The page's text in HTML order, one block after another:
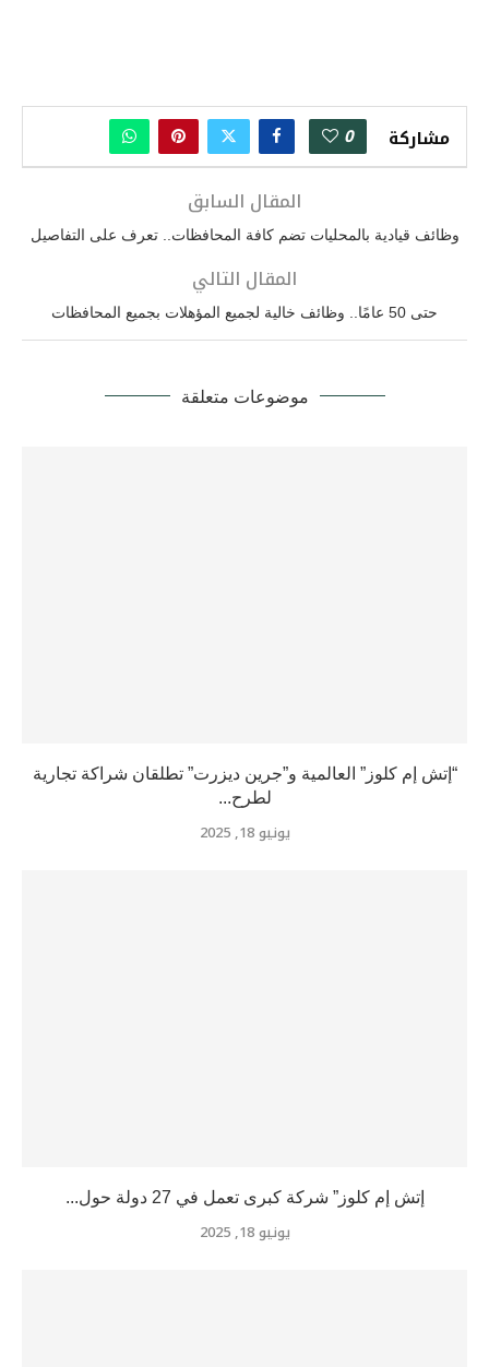
مشاركة 0
المقال السابق
وظائف قيادية بالمحليات تضم كافة المحافظات.. تعرف على التفاصيل
المقال التالي
حتى 50 عامًا.. وظائف خالية لجميع المؤهلات بجميع المحافظات
موضوعات متعلقة
“إتش إم كلوز” العالمية و”جرين ديزرت” تطلقان شراكة تجارية
لطرح...
يونيو 18, 2025
إتش إم كلوز” شركة كبرى تعمل في 27 دولة حول...
يونيو 18, 2025